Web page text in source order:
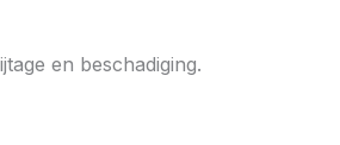
en beschadiging.